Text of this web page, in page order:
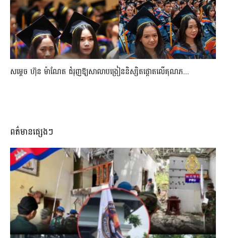
សម្តេច ហ៊ុន ម៉ាណែត ជំរុញឱ្យសាលាបង្រៀននិស្សិតផ្តោតលើគុណភ...
ពត៌មានផ្សេងៗ